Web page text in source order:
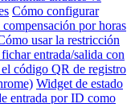
Cómo configurar
por horas
usar la restricción
entrada/salida con
código QR de registro
Widget de estado
entrada por ID como